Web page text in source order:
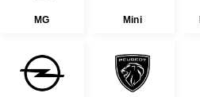
MG Mini